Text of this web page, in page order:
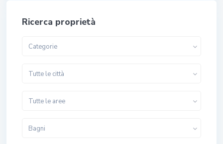
Ricerca proprietà
Categorie
Tutte le città
Tutte le aree
Bagni